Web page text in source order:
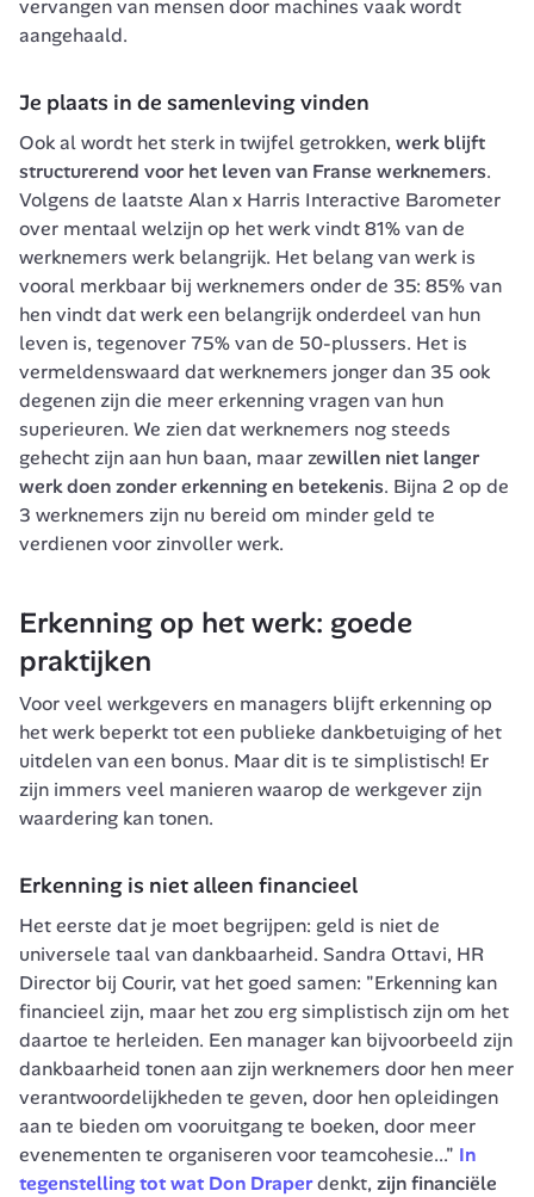
vervangen van mensen door machines vaak wordt
aangehaald.
Je plaats in de samenleving vinden
Ook al wordt het sterk in twijfel getrokken, werk blijft
structurerend voor het leven van Franse werknemers.
Volgens de laatste Alan x Harris Interactive Barometer
over mentaal welzijn op het werk vindt 81% van de
werknemers werk belangrijk. Het belang van werk is
vooral merkbaar bij werknemers onder de 35: 85% van
hen vindt dat werk een belangrijk onderdeel van hun
leven is, tegenover 75% van de 50-plussers. Het is
vermeldenswaard dat werknemers jonger dan 35 ook
degenen zijn die meer erkenning vragen van hun
superieuren. We zien dat werknemers nog steeds
gehecht zijn aan hun baan, maar zewillen niet langer
werk doen zonder erkenning en betekenis. Bijna 2 op de
3 werknemers zijn nu bereid om minder geld te
verdienen voor zinvoller werk.
Erkenning op het werk: goede
praktijken
Voor veel werkgevers en managers blijft erkenning op
het werk beperkt tot een publieke dankbetuiging of het
uitdelen van een bonus. Maar dit is te simplistisch! Er
zijn immers veel manieren waarop de werkgever zijn
waardering kan tonen.
Erkenning is niet alleen financieel
Het eerste dat je moet begrijpen: geld is niet de
universele taal van dankbaarheid. Sandra Ottavi, HR
Director bij Courir, vat het goed samen: "Erkenning kan
financieel zijn, maar het zou erg simplistisch zijn om het
daartoe te herleiden. Een manager kan bijvoorbeeld zijn
dankbaarheid tonen aan zijn werknemers door hen meer
verantwoordelijkheden te geven, door hen opleidingen
aan te bieden om vooruitgang te boeken, door meer
evenementen te organiseren voor teamcohesie..." In
tegenstelling tot wat Don Draper denkt, zijn financiële